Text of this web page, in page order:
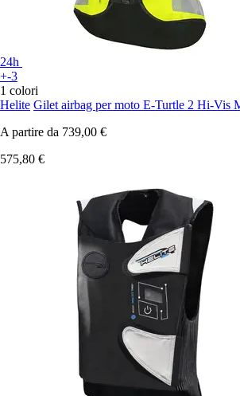
24h
+-3
1 colori
Helite Gilet airbag per moto E-Turtle 2 Hi-Vis
A partire da 739,00 €
575,80 €